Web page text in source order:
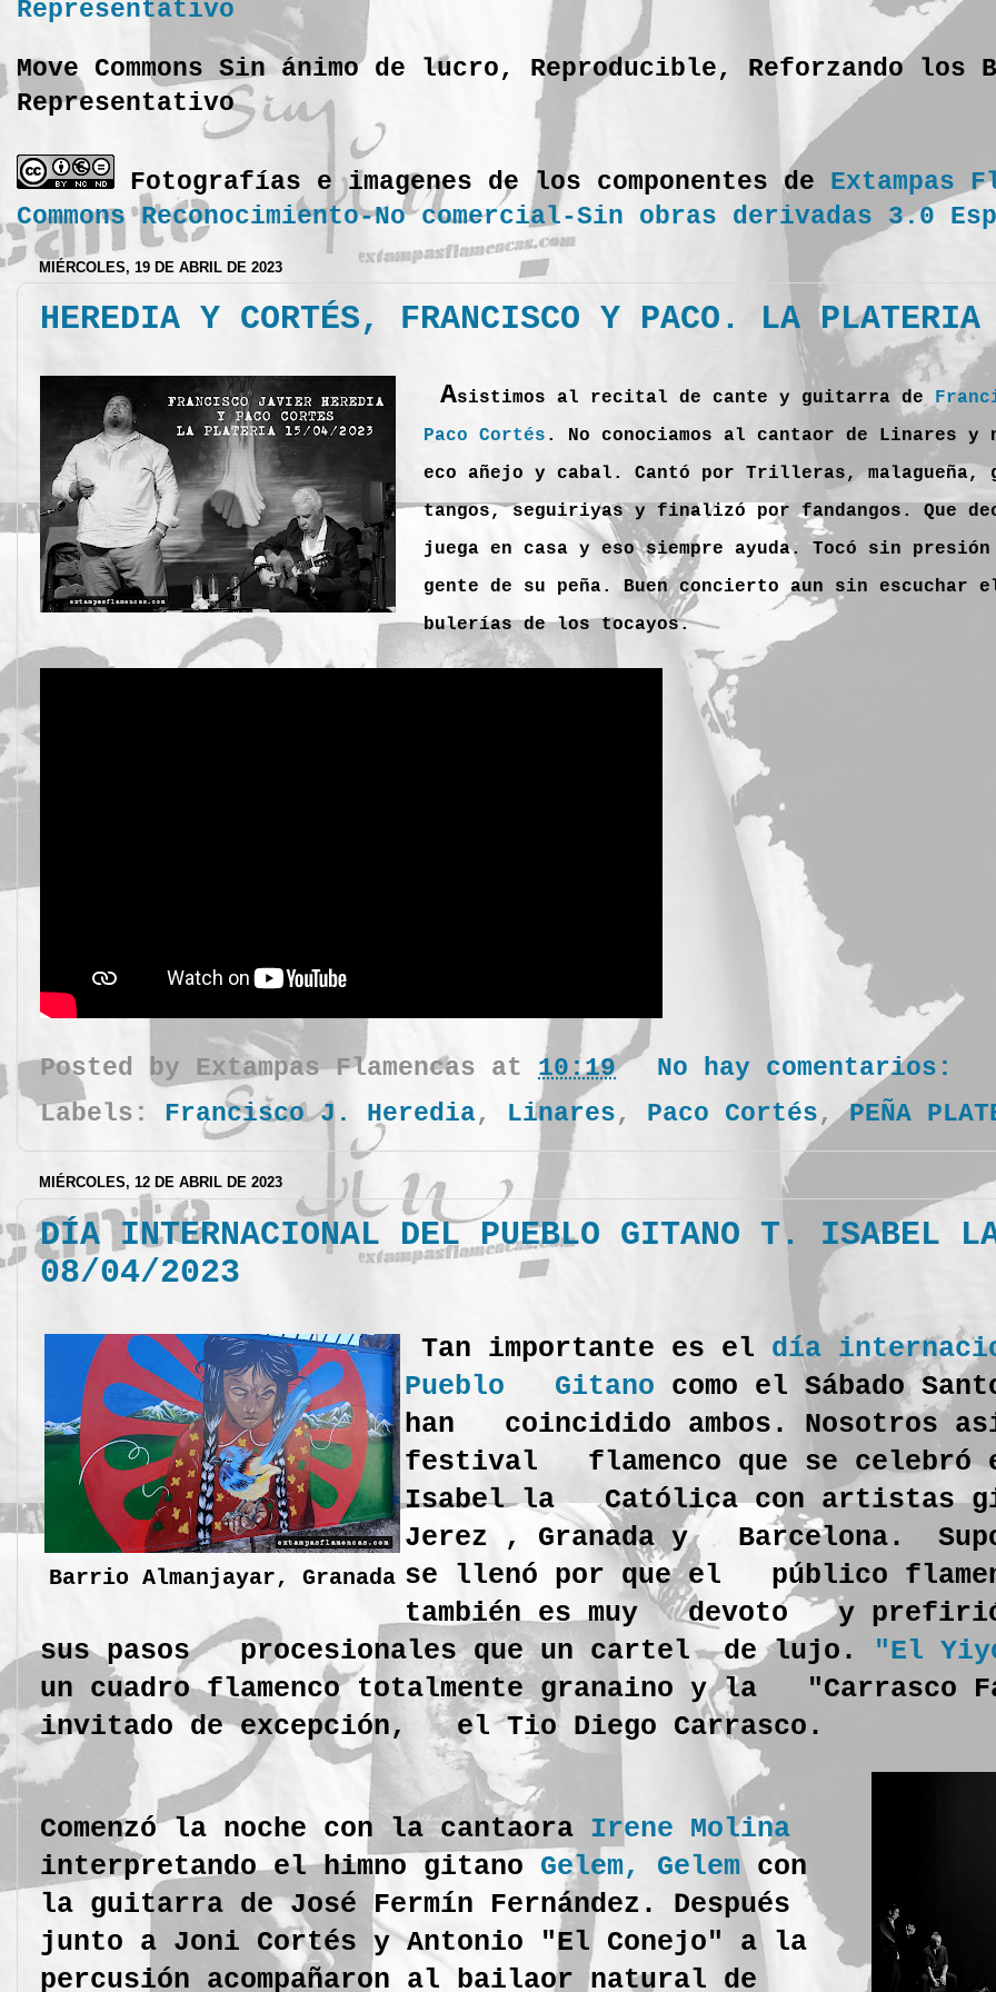
Move Commons Sin ánimo de lucro, Reproducible, Reforzando los
Representativo
Fotografías e imagenes de los componentes de Extampas
Commons Reconocimiento-No comercial-Sin obras derivadas 3.0
MIÉRCOLES, 19 DE ABRIL DE 2023
HEREDIA Y CORTÉS, FRANCISCO Y PACO. LA
Asistimos al recital de cante y guitarra de
Paco Cortés . No conociamos al cantaor de Linares y
eco añejo y cabal. Cantó por Trilleras, malagueña,
tangos, seguiriyas y finalizó por fandangos. Que
juega en casa y eso siempre ayuda. Tocó sin
gente de su peña. Buen concierto aun sin
bulerías de los tocayos.
Posted by Extampas Flamencas at 10:19
No hay comentarios:
Labels: Francisco J. Heredia, Linares, Paco Cortés,PEÑA
MIÉRCOLES, 12 DE ABRIL DE 2023
DÍA INTERNACIONAL DEL PUEBLO GITANO T. ISABEL
08/04/2023
Barrio Almanjayar, Granada
Tan importante es el día
Pueblo Gitano como el Sábado
han coincidido ambos. Nosotros
festival flamenco que se celebró
Isabel la Católica con artistas
Jerez , Granada y Barcelona.
se llenó por que el público
también es muy devoto y
sus pasos procesionales que un cartel de lujo.
"El
un cuadro flamenco totalmente granaino y la
"Carrasco
invitado de excepción, el Tio Diego Carrasco.
Comenzó la noche con la cantaora Irene Molina
interpretando el himno gitano Gelem, Gelemcon
la guitarra de José Fermín Fernández. Después
junto a Joni Cortés y Antonio "El Conejo" a la
percusión acompañaron al bailaor natural de